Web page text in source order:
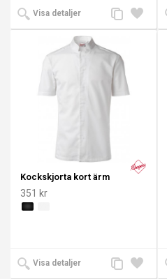
Visa detaljer
Lägg
till i
Lägg
till
Kockskjorta kort ärm
351 kr
Visa detaljer
Lägg
till i
Lägg
till